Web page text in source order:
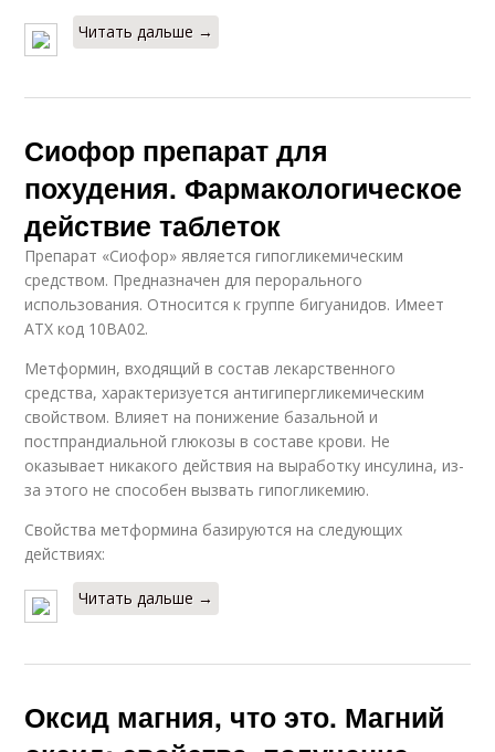
Читать дальше →
Сиофор препарат для
похудения. Фармакологическое
действие таблеток
Препарат «Сиофор» является гипогликемическим
средством. Предназначен для перорального
использования. Относится к группе бигуанидов. Имеет
ATX код 10BA02.
Метформин, входящий в состав лекарственного
средства, характеризуется антигипергликемическим
свойством. Влияет на понижение базальной и
постпрандиальной глюкозы в составе крови. Не
оказывает никакого действия на выработку инсулина, из-
за этого не способен вызвать гипогликемию.
Свойства метформина базируются на следующих
действиях:
Читать дальше →
Оксид магния, что это. Магний